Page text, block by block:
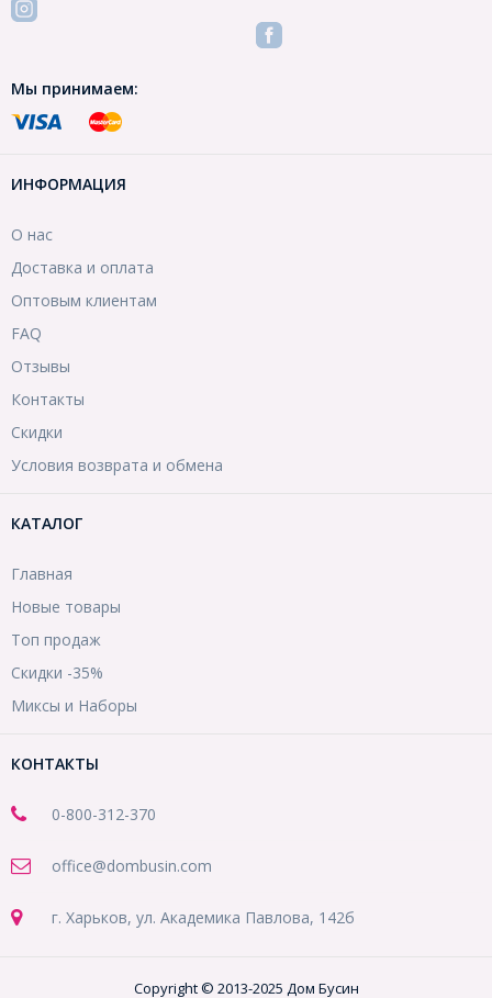
Мы принимаем:
ИНФОРМАЦИЯ
О нас
Доставка и оплата
Оптовым клиентам
FAQ
Отзывы
Контакты
Скидки
Условия возврата и обмена
КАТАЛОГ
Главная
Новые товары
Топ продаж
Скидки -35%
Миксы и Наборы
КОНТАКТЫ
0-800-312-370
office@dombusin.com
г. Харьков, ул. Академика Павлова, 142б
Copyright © 2013-2025 Дом Бусин